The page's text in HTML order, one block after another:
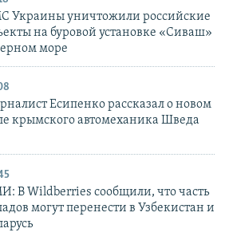
Украины уничтожили российские
на буровой установке «Сиваш»
море
Есипенко рассказал о новом
крымского автомеханика Шведа
В Wildberries сообщили, что часть
могут перенести в Узбекистан и